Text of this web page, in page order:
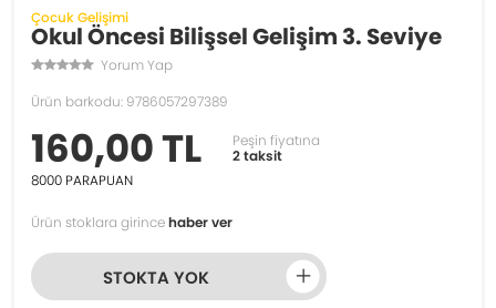
Çocuk Gelişimi
Okul Öncesi Bilişsel Gelişim 3. Seviye
Yorum Yap
Ürün barkodu: 9786057297389
160,00 TL
Peşin fiyatına
2 taksit
8000 PARAPUAN
Ürün stoklara girincehaber ver
STOKTA YOK